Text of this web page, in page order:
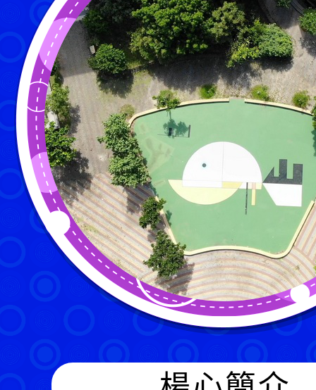
歡迎參觀：線上影音發佈者：